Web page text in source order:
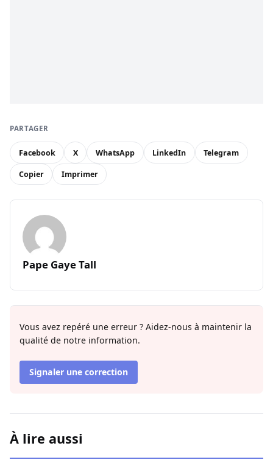
PARTAGER
Facebook X WhatsApp LinkedIn Telegram
Copier Imprimer
Pape Gaye Tall
Vous avez repéré une erreur ? Aidez-nous à maintenir la
qualité de notre information.
Signaler une correction
À lire aussi